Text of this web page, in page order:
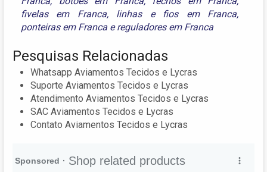
fivelas em Franca, linhas e fios em Franca,
ponteiras em Franca ereguladores em Franca
Pesquisas Relacionadas
Whatsapp Aviamentos Tecidos e Lycras
Suporte Aviamentos Tecidos e Lycras
Atendimento Aviamentos Tecidos e Lycras
SAC Aviamentos Tecidos e Lycras
Contato Aviamentos Tecidos e Lycras